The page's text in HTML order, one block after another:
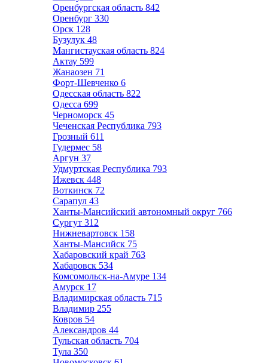
Оренбургская область 842
Оренбург 330
Орск 128
Бузулук 48
Мангистауская область 824
Актау 599
Жанаозен 71
Форт-Шевченко 6
Одесская область 822
Одесса 699
Черноморск 45
Чеченская Республика 793
Грозный 611
Гудермес 58
Аргун 37
Удмуртская Республика 793
Ижевск 448
Воткинск 72
Сарапул 43
Ханты-Мансийский автономный округ 766
Сургут 312
Нижневартовск 158
Ханты-Мансийск 75
Хабаровский край 763
Хабаровск 534
Комсомольск-на-Амуре 134
Амурск 17
Владимирская область 715
Владимир 255
Ковров 54
Александров 44
Тульская область 704
Тула 350